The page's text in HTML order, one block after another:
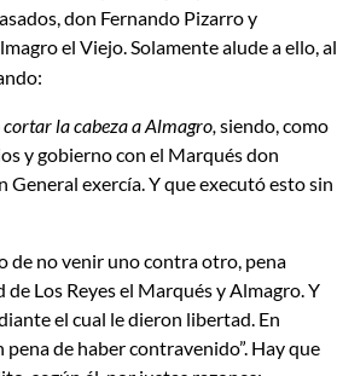
don Fernando Pizarro y
el Viejo. Solamente alude a ello, al
cortar la cabeza a Almagro,siendo, como
y gobierno con el Marqués don
exercía. Y que executó esto sin
de no venir uno contra otro, pena
Los Reyes el Marqués y Almagro. Y
el cual le dieron libertad. En
pena de haber contravenido”. Hay que